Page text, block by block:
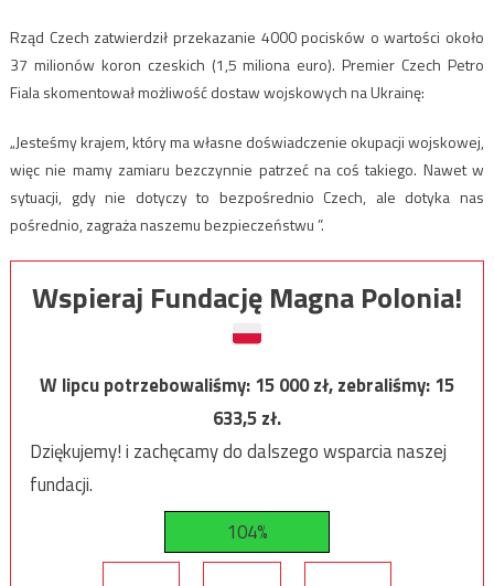
Rząd Czech zatwierdził przekazanie 4000 pocisków o wartości około
37 milionów koron czeskich (1,5 miliona euro). Premier Czech Petro
Fiala skomentował możliwość dostaw wojskowych na Ukrainę:
„Jesteśmy krajem, który ma własne doświadczenie okupacji wojskowej,
więc nie mamy zamiaru bezczynnie patrzeć na coś takiego. Nawet w
sytuacji, gdy nie dotyczy to bezpośrednio Czech, ale dotyka nas
pośrednio, zagraża naszemu bezpieczeństwu ”.
Wspieraj Fundację Magna Polonia!
W lipcu potrzebowaliśmy:15 000zł, zebraliśmy:15
633,5zł.
Dziękujemy! i zachęcamy do dalszego wsparcia naszej
fundacji.
104%